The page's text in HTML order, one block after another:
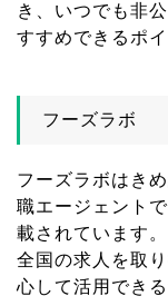
き、いつでも非
すすめできるポイ
フーズラボ
フーズラボはき
職エージェント
載されています。
全国の求人を取
心して活用でき